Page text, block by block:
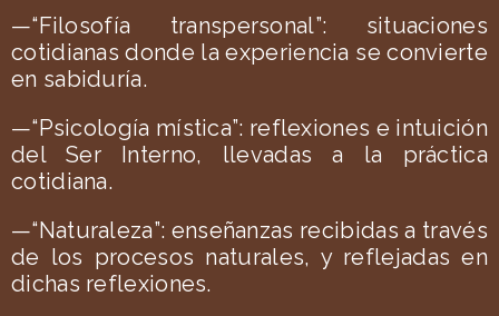
—“Filosofía transpersonal”: situaciones
cotidianas donde la experiencia se convierte
en sabiduría.
—“Psicología mística”: reflexiones e intuición
del Ser Interno, llevadas a la práctica
cotidiana.
—“Naturaleza”: enseñanzas recibidas a través
de los procesos naturales, y reflejadas en
dichas reflexiones.